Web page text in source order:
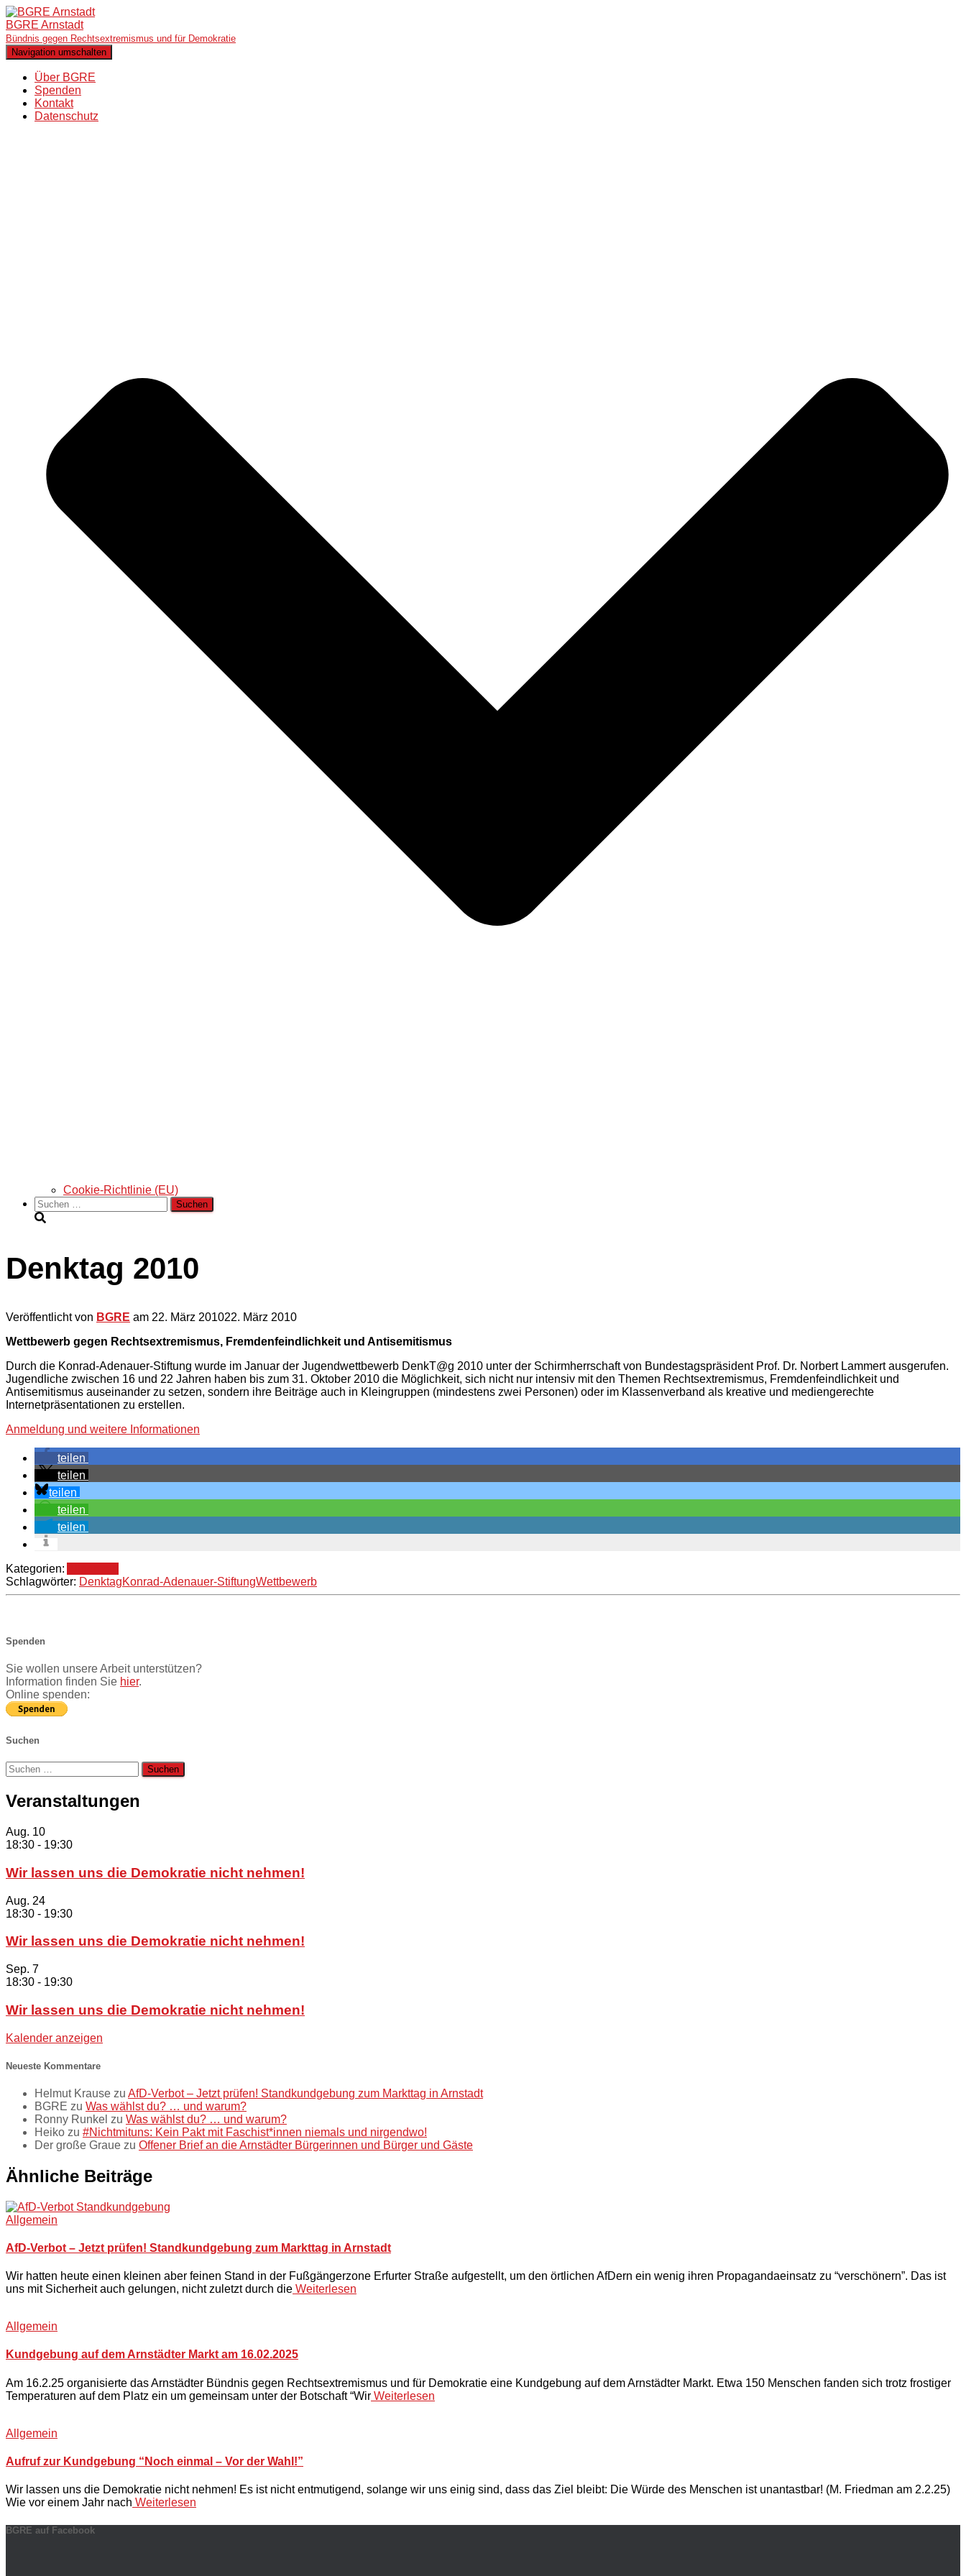
BGRE Arnstadt
Bündnis gegen Rechtsextremismus und für Demokratie
Navigation umschalten
Über BGRE
Spenden
Kontakt
Datenschutz
Cookie-Richtlinie (EU)
Suchen
nach:
Denktag 2010
Veröffentlicht von BGRE am 22. März 201022. März 2010
Wettbewerb gegen Rechtsextremismus, Fremdenfeindlichkeit und Antisemitismus
Durch die Konrad-Adenauer-Stiftung wurde im Januar der Jugendwettbewerb DenkT@g 2010 unter der Schirmherrschaft von Bundestagspräsident Prof. Dr. Norbert Lammert ausgerufen.
Jugendliche zwischen 16 und 22 Jahren haben bis zum 31. Oktober 2010 die Möglichkeit, sich nicht nur intensiv mit den Themen Rechtsextremismus, Fremdenfeindlichkeit und
Antisemitismus auseinander zu setzen, sondern ihre Beiträge auch in Kleingruppen (mindestens zwei Personen) oder im Klassenverband als kreative und mediengerechte
Internetpräsentationen zu erstellen.
Anmeldung und weitere Informationen
teilen
teilen
teilen
teilen
teilen
Kategorien:
Schlagwörter: DenktagKonrad-Adenauer-StiftungWettbewerb
Spenden
Sie wollen unsere Arbeit unterstützen?
Information finden Sie hier.
Online spenden:
Suchen
Suchen
nach:
Veranstaltungen
Aug. 10
18:30 - 19:30
Wir lassen uns die Demokratie nicht nehmen!
Aug. 24
18:30 - 19:30
Wir lassen uns die Demokratie nicht nehmen!
Sep. 7
18:30 - 19:30
Wir lassen uns die Demokratie nicht nehmen!
Kalender anzeigen
Neueste Kommentare
Helmut Krause zu AfD-Verbot – Jetzt prüfen! Standkundgebung zum Markttag in Arnstadt
BGRE zu Was wählst du? … und warum?
Ronny Runkel zu Was wählst du? … und warum?
Heiko zu #Nichtmituns: Kein Pakt mit Faschist*innen niemals und nirgendwo!
Der große Graue zu Offener Brief an die Arnstädter Bürgerinnen und Bürger und Gäste
Ähnliche Beiträge
Allgemein
AfD-Verbot – Jetzt prüfen! Standkundgebung zum Markttag in Arnstadt
Wir hatten heute einen kleinen aber feinen Stand in der Fußgängerzone Erfurter Straße aufgestellt, um den örtlichen AfDern ein wenig ihren Propagandaeinsatz zu “verschönern”. Das ist
uns mit Sicherheit auch gelungen, nicht zuletzt durch die Weiterlesen
Allgemein
Kundgebung auf dem Arnstädter Markt am 16.02.2025
Am 16.2.25 organisierte das Arnstädter Bündnis gegen Rechtsextremismus und für Demokratie eine Kundgebung auf dem Arnstädter Markt. Etwa 150 Menschen fanden sich trotz frostiger
Temperaturen auf dem Platz ein um gemeinsam unter der Botschaft “Wir Weiterlesen
Allgemein
Aufruf zur Kundgebung “Noch einmal – Vor der Wahl!”
Wir lassen uns die Demokratie nicht nehmen! Es ist nicht entmutigend, solange wir uns einig sind, dass das Ziel bleibt: Die Würde des Menschen ist unantastbar! (M. Friedman am 2.2.25)
Wie vor einem Jahr nach Weiterlesen
BGRE auf Facebook